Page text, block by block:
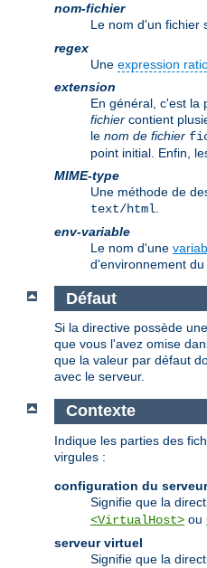
nom-fichier
Le nom d'un fichier
regex
Une expression
extension
En général, c'est la
fichier contient
le nom de fichier
point initial. Enfin,
MIME-type
Une méthode de
text/html
env-variable
Le nom d'une
d'environnement
Défaut
Si la directive possède
que vous l'avez omise
que la valeur par défaut
avec le serveur.
Contexte
Indique les parties des
virgules :
configuration du serveur
Signifie que la
<VirtualHost> ou
serveur virtuel
Signifie que la